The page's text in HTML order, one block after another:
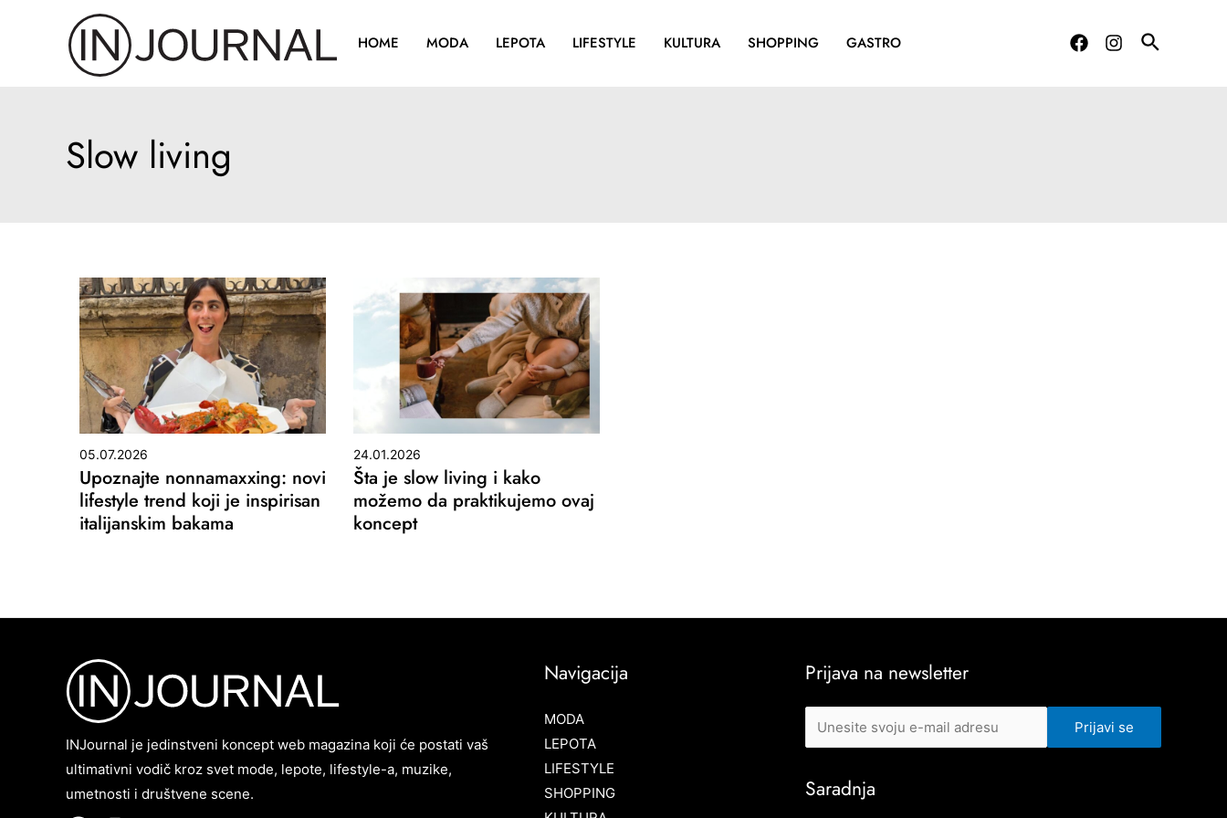
HOME MODA LEPOTA LIFESTYLE KULTURA SHOPPING GASTRO
Slow living
05.07.2026
Upoznajte nonnamaxxing: novi
lifestyle trend koji je inspirisan
italijanskim bakama
24.01.2026
Šta je slow living i kako
možemo da praktikujemo ovaj
koncept
INJournal je jedinstveni koncept web magazina koji će postati vaš
ultimativni vodič kroz svet mode, lepote, lifestyle-a, muzike,
umetnosti i društvene scene.
Navigacija
MODA
LEPOTA
LIFESTYLE
SHOPPING
Prijava na newsletter
Saradnja